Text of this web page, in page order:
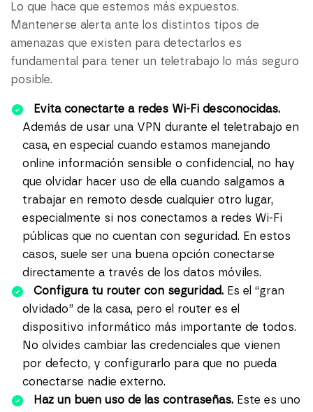
Lo que hace que estemos más expuestos.
Mantenerse alerta ante los distintos tipos de
amenazas que existen para detectarlos es
fundamental para tener un teletrabajo lo más seguro
posible.
Evita conectarte a redes Wi-Fi desconocidas.
Además de usar una VPN durante el teletrabajo en
casa, en especial cuando estamos manejando
online información sensible o confidencial, no hay
que olvidar hacer uso de ella cuando salgamos a
trabajar en remoto desde cualquier otro lugar,
especialmente si nos conectamos a redes Wi-Fi
públicas que no cuentan con seguridad. En estos
casos, suele ser una buena opción conectarse
directamente a través de los datos móviles.
Configura tu router con seguridad. Es el “gran
olvidado” de la casa, pero el router es el
dispositivo informático más importante de todos.
No olvides cambiar las credenciales que vienen
por defecto, y configurarlo para que no pueda
conectarse nadie externo.
Haz un buen uso de las contraseñas. Este es uno